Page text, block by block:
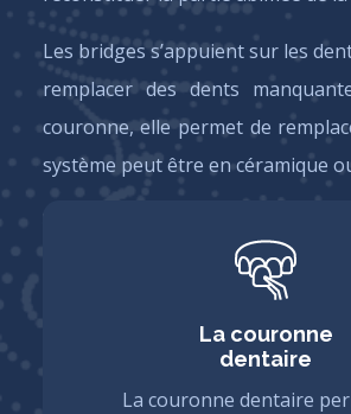
Les bridges s’appuient sur les
remplacer des dents
couronne, elle permet de
système peut être en céramique
La couronne
dentaire
La couronne dentaire